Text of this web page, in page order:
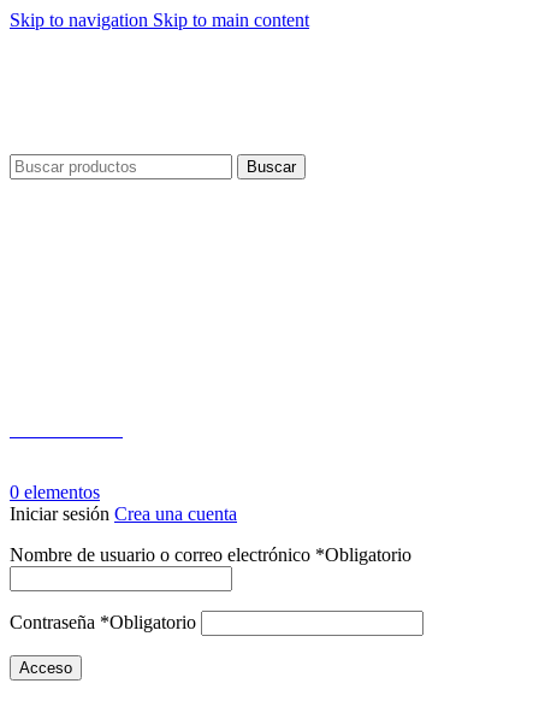
Skip to navigation Skip to main content
Buscar
0 elementos
Iniciar sesión Crea una cuenta
Nombre de usuario o correo electrónico *Obligatorio
Contraseña *Obligatorio
Acceso